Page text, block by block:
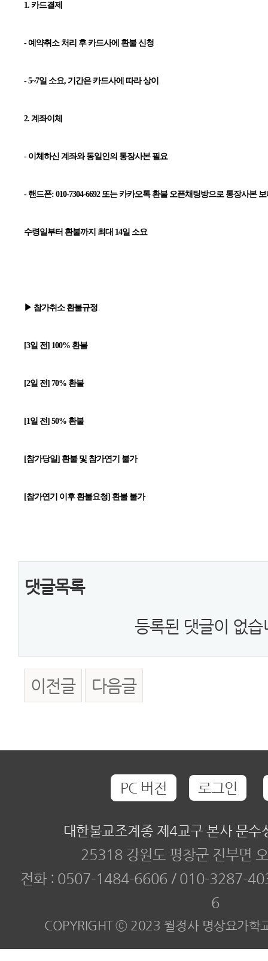
1. 카드결제
- 예약취소 처리 후 카드사에 환불 신청
- 5~7일 소요, 기간은 카드사에 따라 상이
2. 계좌이체
- 이체하신 계좌와 동일인의 통장사본 필요
- 핸드폰: 010-7304-6692 또는 카카오톡 환불 오픈채팅방으로 통장사본
수령일부터 환불까지 최대 14일 소요
▶ 참가취소 환불규정
[3일 전] 100% 환불
[2일 전] 70% 환불
[1일 전] 50% 환불
[참가당일] 환불 및 참가연기 불가
[참가연기 이후 환불요청] 환불 불가
댓글목록
등록된 댓글이 없습
이전글 다음글
PC 버전 로그인
대한불교조계종 제4교구 본사 문수
25318 강원도 평창군 진부면
전화 : 0507-1484-6606 / 010-3287-
6
COPYRIGHT ⓒ 2023 월정사 명상요가학